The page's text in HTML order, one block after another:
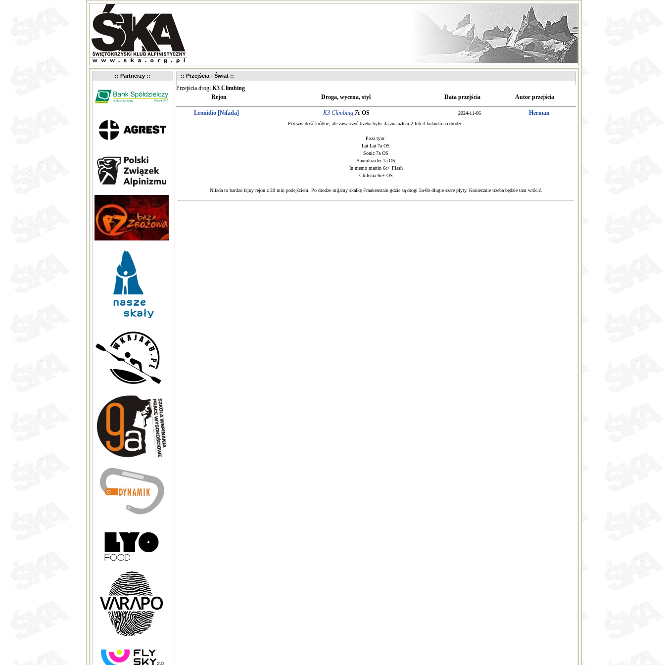
:: Partnerzy :: :: Przejścia - Świat ::
Przejścia drogi K3 Climbing
Rejon
Droga, wycena, styl Data przejścia Autor przejścia
Leonidio [Nifada] K3 Climbing 7c OS 2024-11-06 Herman
Przewis dość krótkie, ale zawalczyć trzeba było. Ja znalazłem 2 lub 3 kolanka na drodze.
Poza tym:
Lai Lai 7a OS
Sonic 7a OS
Baumkraxler 7a OS
In memo martin 6c+ Flash
Chilema 6c+ OS
Nifada to bardzo fajny rejon z 20 min podejściem. Po drodze mijamy skałkę Frankenstain gdzie są drogi 5a-6b długie szare płyty. Koniecznie trzeba będzie tam wrócić.